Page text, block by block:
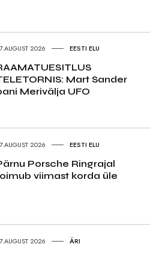
2026 EESTI ELU
Mart Sander
Merivälja UFO
2026 EESTI ELU
Porsche Ringrajal
viimast korda üle
2026 ÄRI